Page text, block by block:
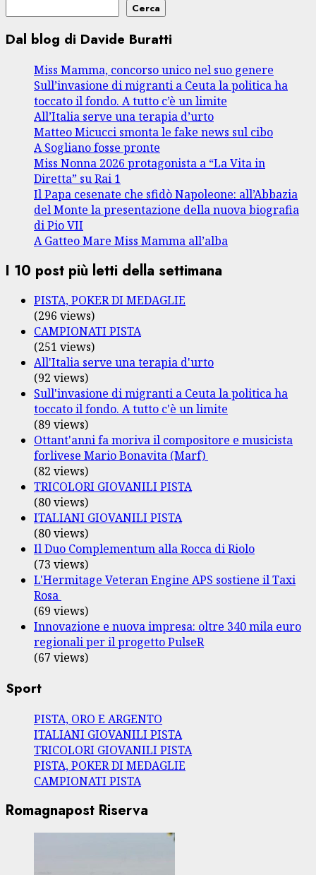
Cerca
Dal blog di Davide Buratti
Miss Mamma, concorso unico nel suo genere
Sull’invasione di migranti a Ceuta la politica ha
toccato il fondo. A tutto c’è un limite
All’Italia serve una terapia d’urto
Matteo Micucci smonta le fake news sul cibo
A Sogliano fosse pronte
Miss Nonna 2026 protagonista a “La Vita in
Diretta” su Rai 1
Il Papa cesenate che sfidò Napoleone: all’Abbazia
del Monte la presentazione della nuova biografia
di Pio VII
A Gatteo Mare Miss Mamma all’alba
I 10 post più letti della settimana
PISTA, POKER DI MEDAGLIE
(296 views)
CAMPIONATI PISTA
(251 views)
All'Italia serve una terapia d'urto
(92 views)
Sull'invasione di migranti a Ceuta la politica ha
toccato il fondo. A tutto c'è un limite
(89 views)
Ottant'anni fa moriva il compositore e musicista
forlivese Mario Bonavita (Marf)
(82 views)
TRICOLORI GIOVANILI PISTA
(80 views)
ITALIANI GIOVANILI PISTA
(80 views)
Il Duo Complementum alla Rocca di Riolo
(73 views)
L'Hermitage Veteran Engine APS sostiene il Taxi
Rosa
(69 views)
Innovazione e nuova impresa: oltre 340 mila euro
regionali per il progetto PulseR
(67 views)
Sport
PISTA, ORO E ARGENTO
ITALIANI GIOVANILI PISTA
TRICOLORI GIOVANILI PISTA
PISTA, POKER DI MEDAGLIE
CAMPIONATI PISTA
Romagnapost Riserva